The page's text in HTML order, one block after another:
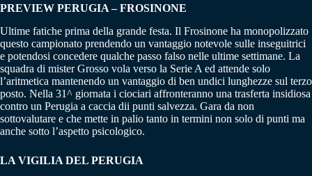
PREVIEW PERUGIA – FROSINONE
Ultime fatiche prima della grande festa. Il Frosinone ha monopolizzato
questo campionato prendendo un vantaggio notevole sulle inseguitrici
e potendosi concedere qualche passo falso nelle ultime settimane. La
squadra di mister Grosso vola verso la Serie A ed attende solo
l’aritmetica mantenendo un vantaggio di ben undici lunghezze sul terzo
posto. Nella 31^ giornata i ciociari affronteranno una trasferta insidiosa
contro un Perugia a caccia dii punti salvezza. Gara da non
sottovalutare e che mette in palio tanto in termini non solo di punti ma
anche sotto l’aspetto psicologico.
LA VIGILIA DEL PERUGIA